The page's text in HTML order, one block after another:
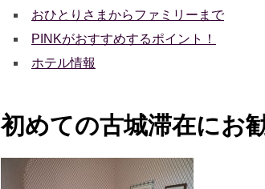
おひとりさまからファミリーまで
PINKがおすすめするポイント！
ホテル情報
初めての古城滞在にお